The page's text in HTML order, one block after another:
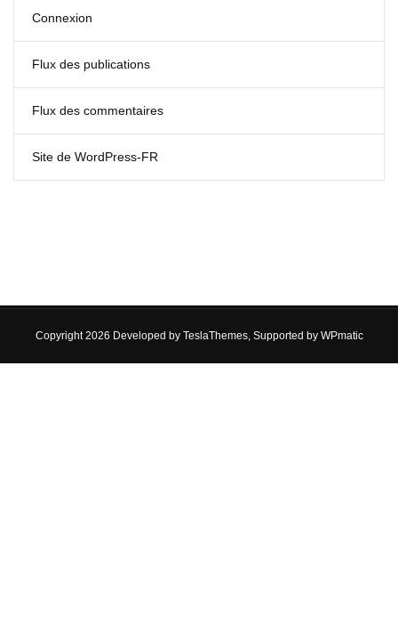
Connexion
Flux des publications
Flux des commentaires
Site de WordPress-FR
Copyright 2026 Developed by TeslaThemes, Supported by WPmatic